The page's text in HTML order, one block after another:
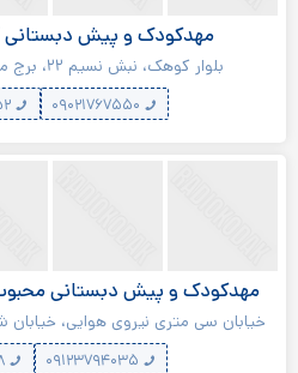
مهدکودک و پیش دبستانی
بلوار کوهک، نبش نسیم ۲۲، برج مجلل رونیکا پلاس، برج A
۰۹۱۲۰۷۴۹۳۵۲
مهدکودک و پیش دبستانی
نیروی
خیابان سی متری نیروی هوایی،
تهرانی، پلاک
۰۲۱۷۷۱۷۵۴۱۸